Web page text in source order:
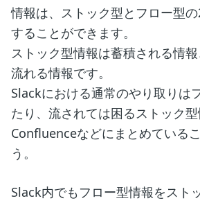
情報は、ストック型とフロー型
することができます。
ストック型情報は蓄積される情
流れる情報です。
Slackにおける通常のやり取りは
たり、流されては困るストック
Confluenceなどにまとめている
う。
Slack内でもフロー型情報をスト